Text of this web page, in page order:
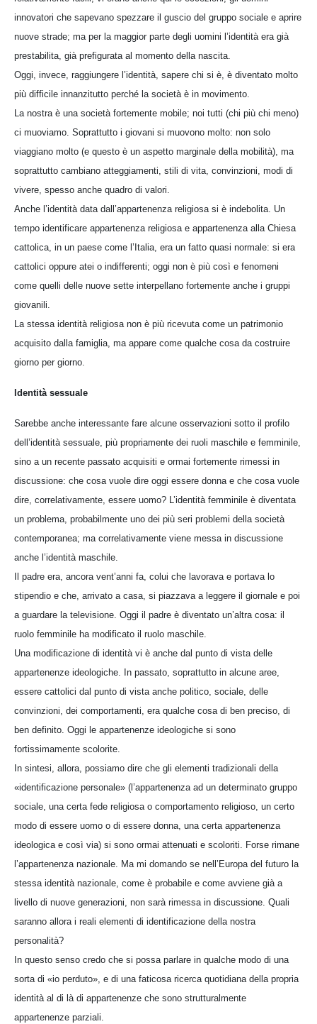
innovatori che sapevano spezzare il guscio del gruppo sociale e aprire
nuove strade; ma per la maggior parte degli uomini l’identità era già
prestabilita, già prefigurata al momento della nascita.
Oggi, invece, raggiungere l’identità, sapere chi si è, è diventato molto
più difficile innanzitutto perché la società è in movimento.
La nostra è una società fortemente mobile; noi tutti (chi più chi meno)
ci muoviamo. Soprattutto i giovani si muovono molto: non solo
viaggiano molto (e questo è un aspetto marginale della mobilità), ma
soprattutto cambiano atteggiamenti, stili di vita, convinzioni, modi di
vivere, spesso anche quadro di valori.
Anche l’identità data dall’appartenenza religiosa si è indebolita. Un
tempo identificare appartenenza religiosa e appartenenza alla Chiesa
cattolica, in un paese come l’Italia, era un fatto quasi normale: si era
cattolici oppure atei o indifferenti; oggi non è più così e fenomeni
come quelli delle nuove sette interpellano fortemente anche i gruppi
giovanili.
La stessa identità religiosa non è più ricevuta come un patrimonio
acquisito dalla famiglia, ma appare come qualche cosa da costruire
giorno per giorno.
Identità sessuale
Sarebbe anche interessante fare alcune osservazioni sotto il profilo
dell’identità sessuale, più propriamente dei ruoli maschile e femminile,
sino a un recente passato acquisiti e ormai fortemente rimessi in
discussione: che cosa vuole dire oggi essere donna e che cosa vuole
dire, correlativamente, essere uomo? L’identità femminile è diventata
un problema, probabilmente uno dei più seri problemi della società
contemporanea; ma correlativamente viene messa in discussione
anche l’identità maschile.
Il padre era, ancora vent’anni fa, colui che lavorava e portava lo
stipendio e che, arrivato a casa, si piazzava a leggere il giornale e poi
a guardare la televisione. Oggi il padre è diventato un’altra cosa: il
ruolo femminile ha modificato il ruolo maschile.
Una modificazione di identità vi è anche dal punto di vista delle
appartenenze ideologiche. In passato, soprattutto in alcune aree,
essere cattolici dal punto di vista anche politico, sociale, delle
convinzioni, dei comportamenti, era qualche cosa di ben preciso, di
ben definito. Oggi le appartenenze ideologiche si sono
fortissimamente scolorite.
In sintesi, allora, possiamo dire che gli elementi tradizionali della
«identificazione personale» (l’appartenenza ad un determinato gruppo
sociale, una certa fede religiosa o comportamento religioso, un certo
modo di essere uomo o di essere donna, una certa appartenenza
ideologica e così via) si sono ormai attenuati e scoloriti. Forse rimane
l’appartenenza nazionale. Ma mi domando se nell’Europa del futuro la
stessa identità nazionale, come è probabile e come avviene già a
livello di nuove generazioni, non sarà rimessa in discussione. Quali
saranno allora i reali elementi di identificazione della nostra
personalità?
In questo senso credo che si possa parlare in qualche modo di una
sorta di «io perduto», e di una faticosa ricerca quotidiana della propria
identità al di là di appartenenze che sono strutturalmente
appartenenze parziali.